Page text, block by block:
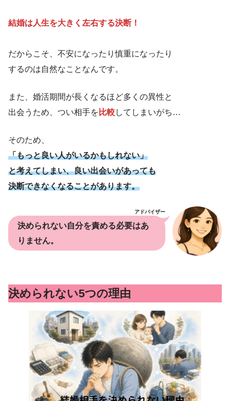
結婚は人生を大きく左右する決断！
だからこそ、不安になったり慎重になったり
するのは自然なことなんです。
また、婚活期間が長くなるほど多くの異性と
出会うため、つい相手を 比較してしまいがち…
そのため、
「もっと良い人がいるかもしれない」
と考えてしまい、良い出会いがあっても
決断できなくなることがあります。
アドバイザー
決められない自分を責める必要はあ
りません。
決められない5つの理由